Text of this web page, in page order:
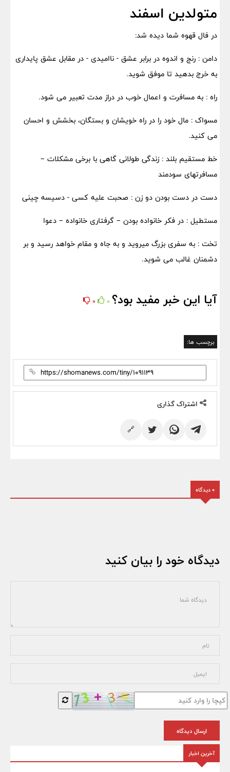
متولدین اسفند
در فال قهوه شما دیده شد:
دامن : رنج و اندوه در برابر عشق - ناامیدی - در مقابل عشق پایداری
به خرج بدهید تا موفق شوید.
راه : به مسافرت و اعمال خوب در دراز مدت تعبیر می شود.
مسواک : مال خود را در راه خویشان و بستگان، بخشش و احسان
می کنید.
خط مستقیم بلند : زندگی طولانی گاهی با برخی مشکلات –
مسافرتهای سودمند
دست در دست بودن دو زن : صحبت علیه کسی - دسیسه چینی
مستطیل : در فکر خانواده بودن – گرفتاری خانواده – دعوا
تخت : به سفری بزرگ میروید و به جاه و مقام خواهد رسید و بر
دشمنان غالب می شوید.
آیا این خبر مفید بود؟ 0
0
برچسب ها:
اشتراک گذاری
🔗
0 دیدگاه
دیدگاه خود را بیان کنید
ارسال دیدگاه
آخرین اخبار